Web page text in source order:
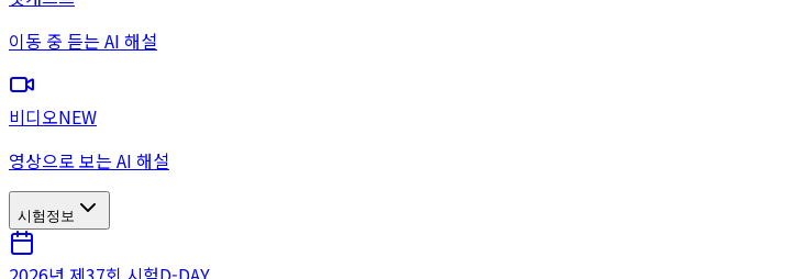
이동 중 듣는 AI 해설
비디오NEW
영상으로 보는 AI 해설
시험정보